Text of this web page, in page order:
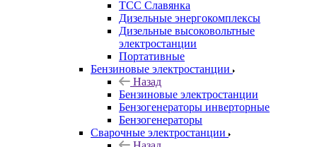
ТСС Славянка
Дизельные энергокомплексы
Дизельные высоковольтные
электростанции
Портативные
Бензиновые электростанции
Назад
Бензиновые электростанции
Бензогенераторы инверторные
Бензогенераторы
Сварочные электростанции